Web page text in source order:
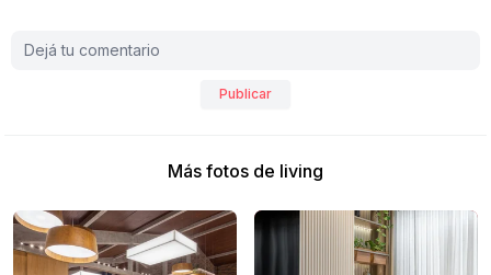
Publicar
Más fotos de living